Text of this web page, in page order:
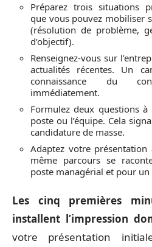
Préparez trois situations
que vous pouvez mobiliser
(résolution de problème,
d’objectif).
Renseignez-vous sur
actualités récentes. Un
connaissance du
immédiatement.
Formulez deux questions
poste ou l’équipe. Cela
candidature de masse.
Adaptez votre
même parcours se
poste managérial et pour
Les cinq premières
installent l’impression
votre présentation